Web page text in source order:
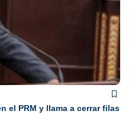
el PRM y llama a cerrar filas